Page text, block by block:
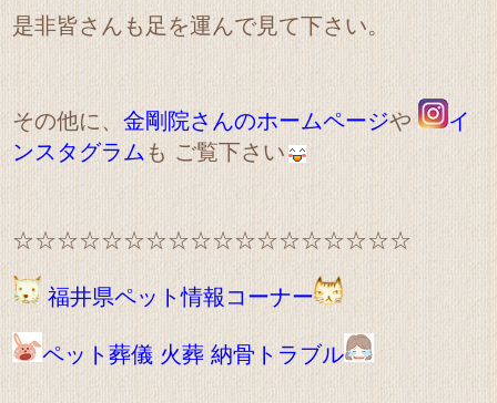
是非皆さんも足を運んで見て下さい。
その他に、金剛院さんのホームページや
イ
ンスタグラム も ご覧下さい
☆☆☆☆☆☆☆☆☆☆☆☆☆☆☆☆☆☆
福井県ペット情報コーナー
ペット葬儀 火葬 納骨トラブル